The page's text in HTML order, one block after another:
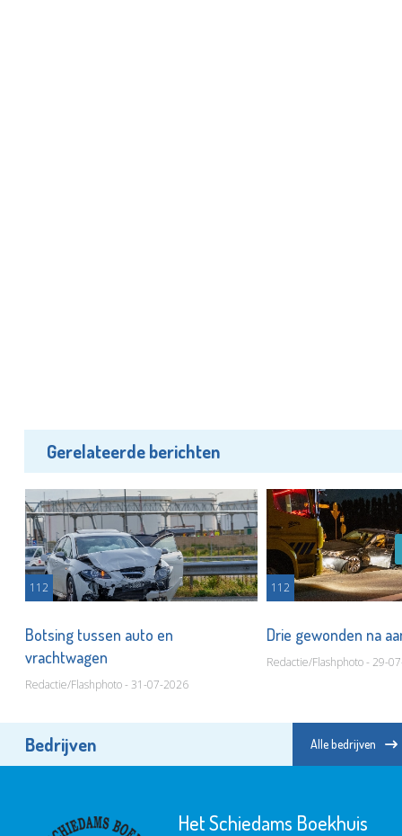
Gerelateerde berichten
112
Botsing tussen auto en
vrachtwagen
Redactie/Flashphoto - 31-07-2026
112
Drie gewonden na
Redactie/Flashphoto - 29-
Bedrijven Alle bedrijven
Het Schiedams Boekhuis